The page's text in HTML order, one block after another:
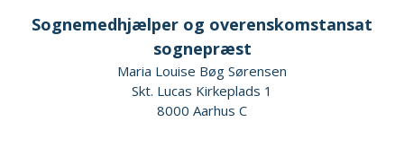
Sognemedhjælper og overenskomstansat
sognepræst
Maria Louise Bøg Sørensen
Skt. Lucas Kirkeplads 1
8000 Aarhus C